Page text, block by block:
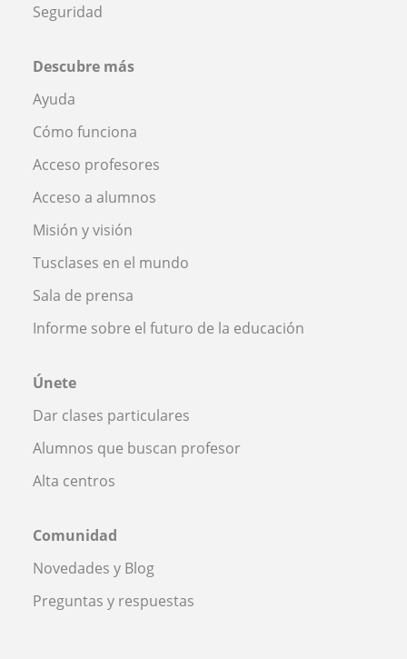
Seguridad
Descubre más
Ayuda
Cómo funciona
Acceso profesores
Acceso a alumnos
Misión y visión
Tusclases en el mundo
Sala de prensa
Informe sobre el futuro de la educación
Únete
Dar clases particulares
Alumnos que buscan profesor
Alta centros
Comunidad
Novedades y Blog
Preguntas y respuestas